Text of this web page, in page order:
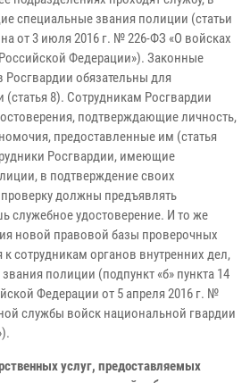
специальные звания полиции (статьи
от 3 июля 2016 г. № 226-ФЗ «О войсках
Федерации»). Законные
Росгвардии обязательны для
8). Сотрудникам Росгвардии
подтверждающие личность,
предоставленные им (статья
Росгвардии, имеющие
в подтверждение своих
должны предъявлять
служебное удостоверение. И то же
новой правовой базы проверочных
сотрудникам органов внутренних дел,
полиции (подпункт «б» пункта 14
Федерации от 5 апреля 2016 г. №
службы войск национальной гвардии
услуг, предоставляемых